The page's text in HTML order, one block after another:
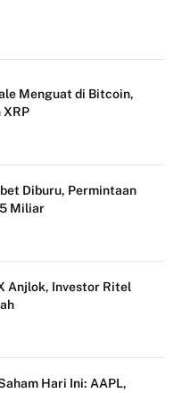
Menguat di Bitcoin,
XRP
Diburu, Permintaan
Miliar
Anjlok, Investor Ritel
Hari Ini: AAPL,